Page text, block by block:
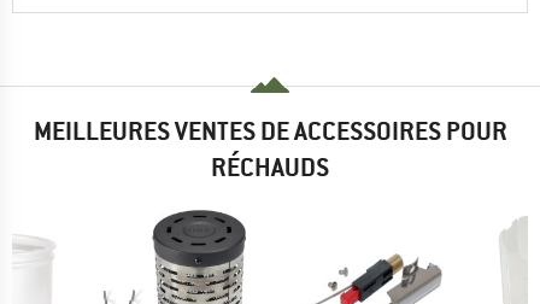
MEILLEURES VENTES DE ACCESSOIRES POUR
RÉCHAUDS